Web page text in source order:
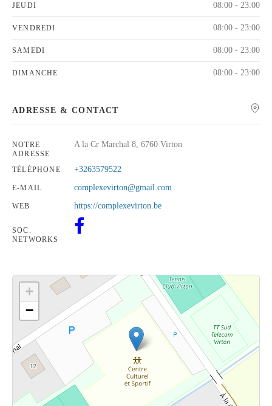
JEUDI 08:00 - 23:00
VENDREDI 08:00 - 23:00
SAMEDI 08:00 - 23:00
DIMANCHE 08:00 - 23:00
ADRESSE & CONTACT
NOTRE
ADRESSE
A la Cr Marchal 8, 6760 Virton
TÉLÉPHONE +3263579522
E-MAIL complexevirton@gmail.com
WEB https://complexevirton.be
SOC.
NETWORKS
Cliquez sur le bouton pour afficher la carte.
Voir la carte
+
−